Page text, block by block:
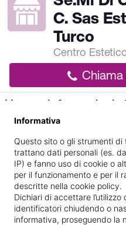
C. Sas
Turco
Centro
Home
Informazioni
Informazioni
Informativa
Questo sito o gli strumenti
trattano dati personali (es.
IP) e fanno uso di cookie o
per il funzionamento e per il
descritte nella cookie policy.
Dichiari di accettare l’utilizzo
identificatori chiudendo o
informativa, proseguendo la